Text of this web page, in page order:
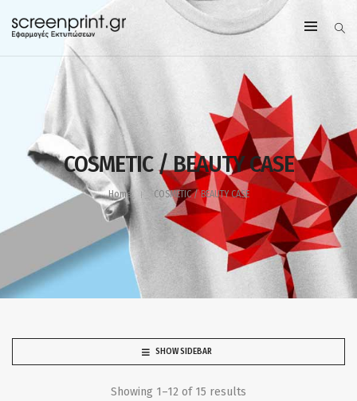
COSMETIC / BEAUTY CASE
Home COSMETIC / BEAUTY CASE
SHOW SIDEBAR
Showing 1–12 of 15 results